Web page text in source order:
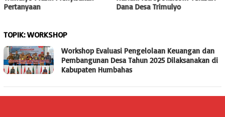
Pertanyaan
Dana Desa Trimulyo
TOPIK:WORKSHOP
Workshop Evaluasi Pengelolaan Keuangan dan
Pembangunan Desa Tahun 2025 Dilaksanakan di
Kabupaten Humbahas